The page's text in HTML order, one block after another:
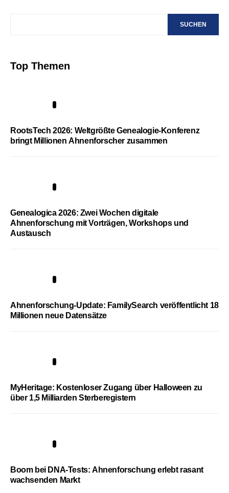
SUCHEN
Top Themen
RootsTech 2026: Weltgrößte Genealogie-Konferenz
bringt Millionen Ahnenforscher zusammen
Genealogica 2026: Zwei Wochen digitale
Ahnenforschung mit Vorträgen, Workshops und
Austausch
Ahnenforschung-Update: FamilySearch veröffentlicht 18
Millionen neue Datensätze
MyHeritage: Kostenloser Zugang über Halloween zu
über 1,5 Milliarden Sterberegistern
Boom bei DNA-Tests: Ahnenforschung erlebt rasant
wachsenden Markt